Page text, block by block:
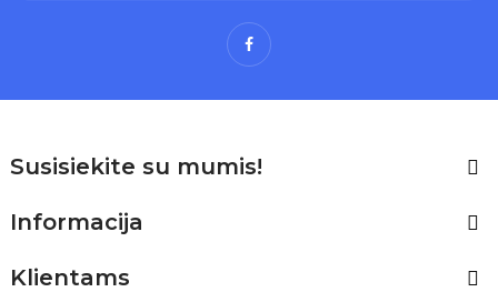
Facebook
Susisiekite su mumis! 
Informacija 
Klientams 